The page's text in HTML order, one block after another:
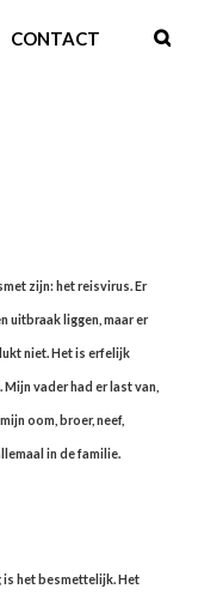
CONTACT
zijn: het reisvirus. Er
uitbraak liggen, maar er
niet. Het is erfelijk
vader had er last van,
oom, broer, neef,
in de familie.
het besmettelijk. Het